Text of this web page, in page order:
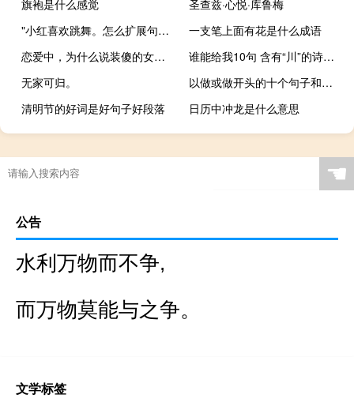
旗袍是什么感觉
圣查兹·心悦·库鲁梅
"小红喜欢跳舞。怎么扩展句子？
一支笔上面有花是什么成语
恋爱中，为什么说装傻的女人是聪明的女人
谁能给我10句 含有“川”的诗句 谢谢
无家可归。
以做或做开头的十个句子和答案
清明节的好词是好句子好段落
日历中冲龙是什么意思
☚
公告
水利万物而不争,
而万物莫能与之争。
文学标签